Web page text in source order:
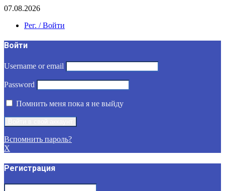
07.08.2026
Рег. / Войти
Войти
Username or email
Password
Помнить меня пока я не выйду
Вспомнить пароль?
X
Регистрация